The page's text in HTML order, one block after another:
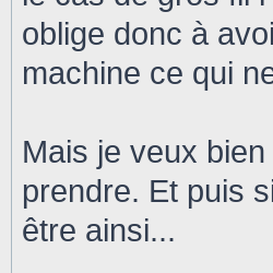
oblige donc à
machine ce qui
Mais je veux
prendre. Et puis
être ainsi...